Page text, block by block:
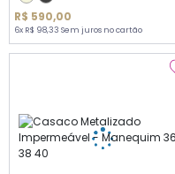
R$ 590,00
6x R$ 98,33 Sem juros no cartão